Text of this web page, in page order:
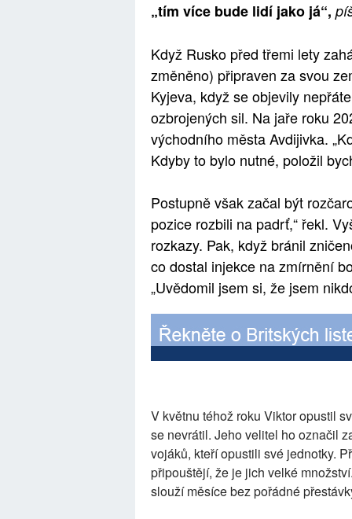
„tím více bude lidí jako já“,
Když Rusko před třemi lety
změněno) připraven za svou
Kyjeva, když se objevily
ozbrojených sil. Na jaře roku
východního města Avdijivka.
Kdyby to bylo nutné, položil
Postupně však začal být
pozice rozbili na padrť,“ řekl.
rozkazy. Pak, když bránil
co dostal injekce na zmírnění
„Uvědomil jsem si, že jsem
V květnu téhož roku Viktor opustil
se nevrátil. Jeho velitel ho označil
vojáků, kteří opustili své jednotky.
připouštějí, že je jich velké
slouží měsíce bez pořádné